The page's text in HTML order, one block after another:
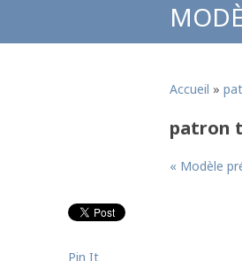
Accueil »
patron
« Modèle
Pin It